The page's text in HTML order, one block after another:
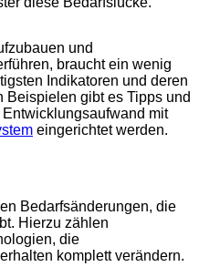
und
braucht ein wenig
Indikatoren und deren
Beispielen gibt es Tipps und
mit
eingerichtet werden.
Bedarfsänderungen, die
Hierzu zählen
die
komplett verändern.